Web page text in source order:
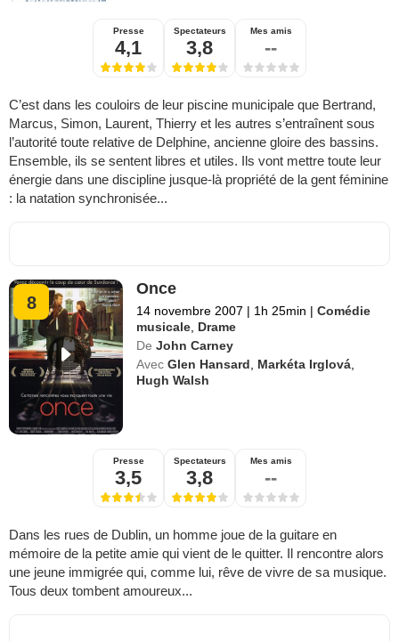
Presse
4,1
Spectateurs
3,8
Mes amis
--
C’est dans les couloirs de leur piscine municipale que Bertrand,
Marcus, Simon, Laurent, Thierry et les autres s’entraînent sous
l’autorité toute relative de Delphine, ancienne gloire des bassins.
Ensemble, ils se sentent libres et utiles. Ils vont mettre toute leur
énergie dans une discipline jusque-là propriété de la gent féminine
: la natation synchronisée...
8
Once
14 novembre 2007 | 1h 25min | Comédie
musicale Drame
De John Carney
Avec Glen Hansard Markéta Irglová
Hugh Walsh
Presse
3,5
Spectateurs
3,8
Mes amis
--
Dans les rues de Dublin, un homme joue de la guitare en
mémoire de la petite amie qui vient de le quitter. Il rencontre alors
une jeune immigrée qui, comme lui, rêve de vivre de sa musique.
Tous deux tombent amoureux...